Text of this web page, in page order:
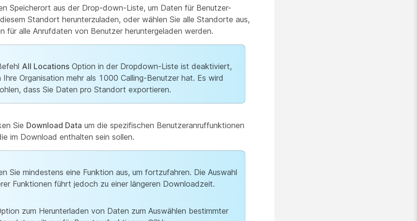
Speicherort aus der Drop-down-Liste, um Daten für Benutzer-
Standort herunterzuladen, oder wählen Sie alle Standorte aus,
für alle Anrufdaten von Benutzer heruntergeladen werden.
All Locations Option in der Dropdown-Liste ist deaktiviert,
Ihre Organisation mehr als 1000 Calling-Benutzer hat. Es wird
dass Sie Daten pro Standort exportieren.
Sie Download Data um die spezifischen Benutzeranruffunktionen
im Download enthalten sein sollen.
Sie mindestens eine Funktion aus, um fortzufahren. Die Auswahl
Funktionen führt jedoch zu einer längeren Downloadzeit.
zum Herunterladen von Daten zum Auswählen bestimmter